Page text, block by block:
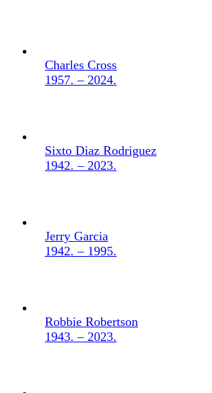
Charles Cross
1957. – 2024.
Sixto Diaz Rodriguez
1942. – 2023.
Jerry Garcia
1942. – 1995.
Robbie Robertson
1943. – 2023.